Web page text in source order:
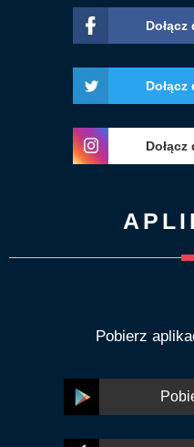
Dołącz
Dołącz
Dołącz
Pobierz